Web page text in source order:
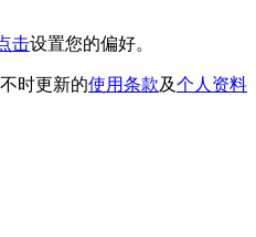
击设置您的偏好。
时更新的使用条款及个人资料